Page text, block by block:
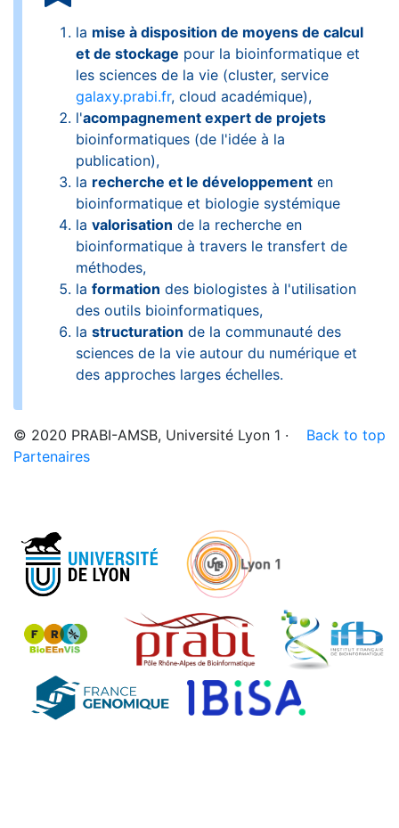
la mise à disposition de moyens de calcul
et de stockage pour la bioinformatique et
les sciences de la vie (cluster, service
galaxy.prabi.fr, cloud académique),
l'acompagnement expert de projets
bioinformatiques (de l'idée à la
publication),
la recherche et le développement en
bioinformatique et biologie systémique
la valorisation de la recherche en
bioinformatique à travers le transfert de
méthodes,
la formation des biologistes à l'utilisation
des outils bioinformatiques,
la structuration de la communauté des
sciences de la vie autour du numérique et
des approches larges échelles.
Back to top
© 2020 PRABI-AMSB, Université Lyon 1 ·
Partenaires